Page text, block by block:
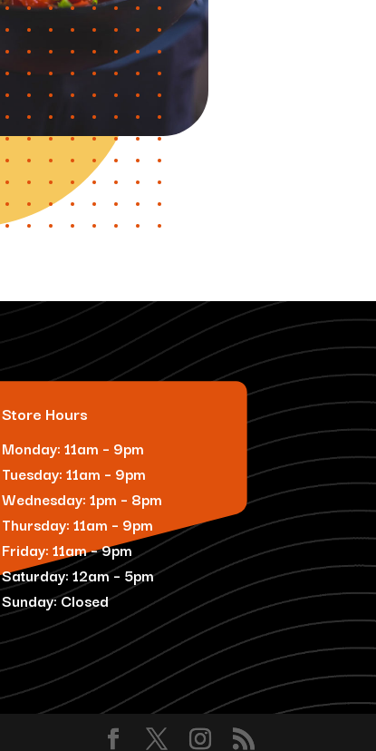
Store Hours
Monday: 11am – 9pm
Tuesday: 11am – 9pm
Wednesday: 1pm – 8pm
Thursday: 11am – 9pm
Friday: 11am – 9pm
Saturday: 12am – 5pm
Sunday: Closed